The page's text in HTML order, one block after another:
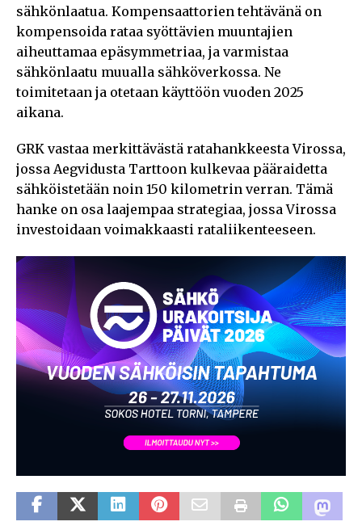
sähkönlaatua. Kompensaattorien tehtävänä on
kompensoida rataa syöttävien muuntajien
aiheuttamaa epäsymmetriaa, ja varmistaa
sähkönlaatu muualla sähköverkossa. Ne
toimitetaan ja otetaan käyttöön vuoden 2025
aikana.
GRK vastaa merkittävästä ratahankkeesta Virossa,
jossa Aegvidusta Tarttoon kulkevaa pääraidetta
sähköistetään noin 150 kilometrin verran. Tämä
hanke on osa laajempaa strategiaa, jossa Virossa
investoidaan voimakkaasti rataliikenteeseen.